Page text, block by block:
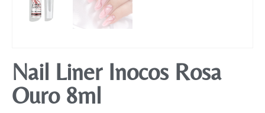
Nail Liner Inocos Rosa
Ouro 8ml